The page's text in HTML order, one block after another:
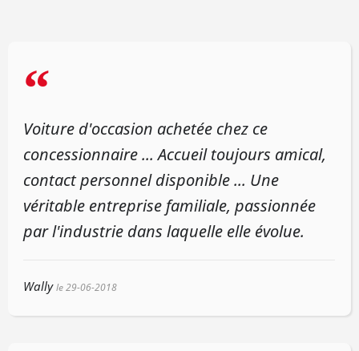
“
Voiture d'occasion achetée chez ce
concessionnaire ... Accueil toujours amical,
contact personnel disponible ... Une
véritable entreprise familiale, passionnée
par l'industrie dans laquelle elle évolue.
Wallyle 29-06-2018